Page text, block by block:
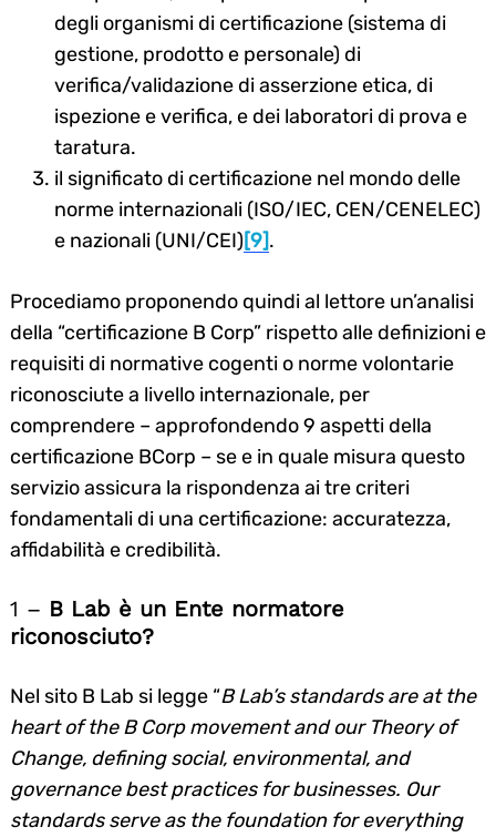
degli organismi di certificazione (sistema di
gestione, prodotto e personale) di
verifica/validazione di asserzione etica, di
ispezione e verifica, e dei laboratori di prova e
taratura.
il significato di certificazione nel mondo delle
norme internazionali (ISO/IEC, CEN/CENELEC)
e nazionali (UNI/CEI)[9].
Procediamo proponendo quindi al lettore un’analisi
della “certificazione B Corp” rispetto alle definizioni e
requisiti di normative cogenti o norme volontarie
riconosciute a livello internazionale, per
comprendere – approfondendo 9 aspetti della
certificazione BCorp – se e in quale misura questo
servizio assicura la rispondenza ai tre criteri
fondamentali di una certificazione: accuratezza,
affidabilità e credibilità.
1 – B Lab è un Ente normatore
riconosciuto?
Nel sito B Lab si legge “B Lab’s standards are at the
heart of the B Corp movement and our Theory of
Change, defining social, environmental, and
governance best practices for businesses. Our
standards serve as the foundation for everything